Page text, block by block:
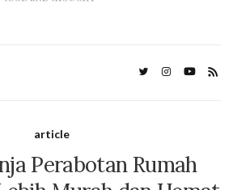
article
Perabotan Rumah